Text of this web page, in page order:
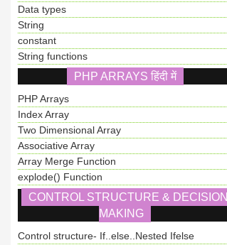
Data types
String
constant
String functions
PHP ARRAYS हिंदी में
PHP Arrays
Index Array
Two Dimensional Array
Associative Array
Array Merge Function
explode() Function
CONTROL STRUCTURE & DECISION
MAKING
Control structure- If..else..Nested Ifelse